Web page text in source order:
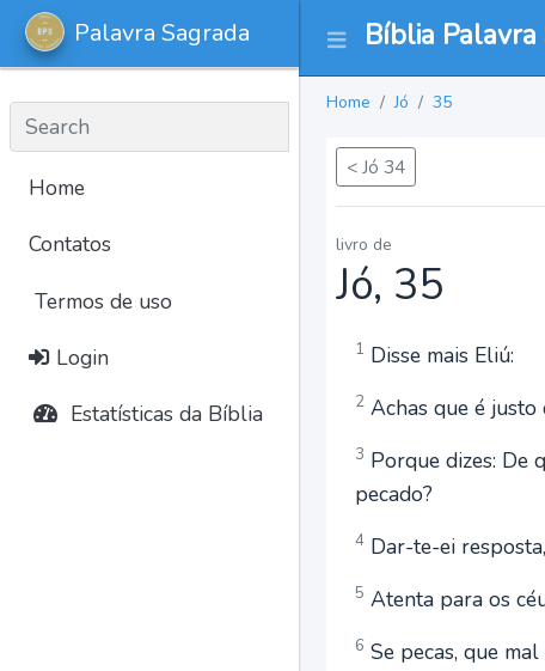
Bíblia Palavra
Palavra Sagrada
Home
Contatos
Termos de uso
Login
Estatísticas da Bíblia
Home Jó 35
< Jó 34
livro de
Jó, 35
1 Disse mais Eliú:
2 Achas que é justo
3 Porque dizes: De
pecado?
4 Dar-te-ei
5 Atenta para os
6 Se pecas, que